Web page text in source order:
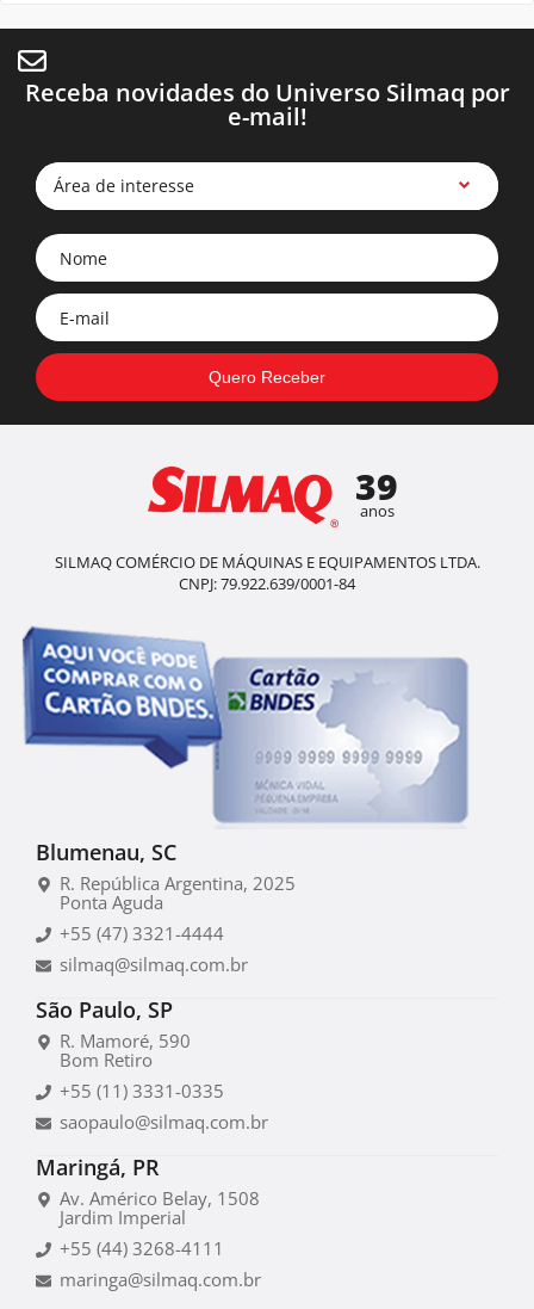
Receba novidades do Universo Silmaq por
e-mail!
Área de interesse
39
anos
SILMAQ COMÉRCIO DE MÁQUINAS E EQUIPAMENTOS LTDA.
CNPJ: 79.922.639/0001-84
Blumenau, SC
R. República Argentina, 2025
Ponta Aguda
+55 (47) 3321-4444
silmaq@silmaq.com.br
São Paulo, SP
R. Mamoré, 590
Bom Retiro
+55 (11) 3331-0335
saopaulo@silmaq.com.br
Maringá, PR
Av. Américo Belay, 1508
Jardim Imperial
+55 (44) 3268-4111
maringa@silmaq.com.br